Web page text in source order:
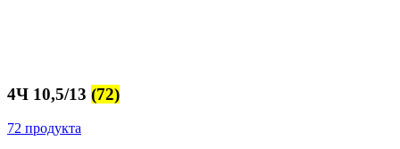
4Ч 10,5/13 (72)
72 продукта